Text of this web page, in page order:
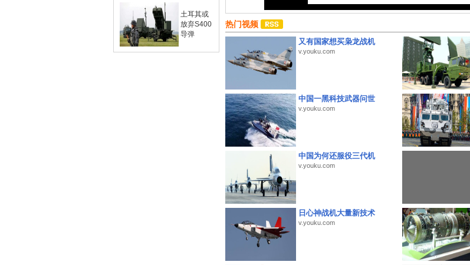
土耳其或
放弃S400
导弹
热门视频
又有国家想买枭龙战机
v.youku.com
中国一黑科技武器问世
v.youku.com
中国为何还服役三代机
v.youku.com
日心神战机大量新技术
v.youku.com